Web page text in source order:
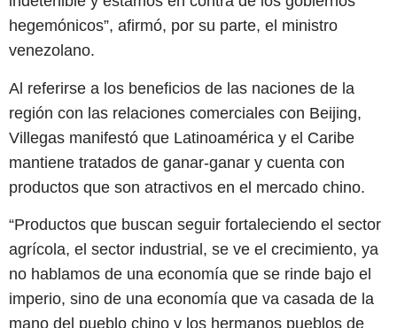
hegemónicos”, afirmó, por su parte, el ministro
venezolano.
Al referirse a los beneficios de las naciones de la
región con las relaciones comerciales con Beijing,
Villegas manifestó que Latinoamérica y el Caribe
mantiene tratados de ganar-ganar y cuenta con
productos que son atractivos en el mercado chino.
“Productos que buscan seguir fortaleciendo el sector
agrícola, el sector industrial, se ve el crecimiento, ya
no hablamos de una economía que se rinde bajo el
imperio, sino de una economía que va casada de la
mano del pueblo chino y los hermanos pueblos de